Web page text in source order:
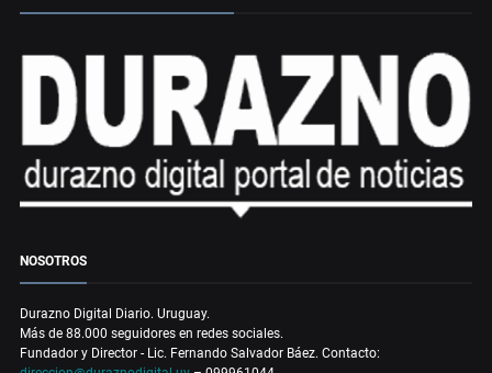
NOSOTROS
Durazno Digital Diario. Uruguay.
Más de 88.000 seguidores en redes sociales.
Fundador y Director - Lic. Fernando Salvador Báez. Contacto: